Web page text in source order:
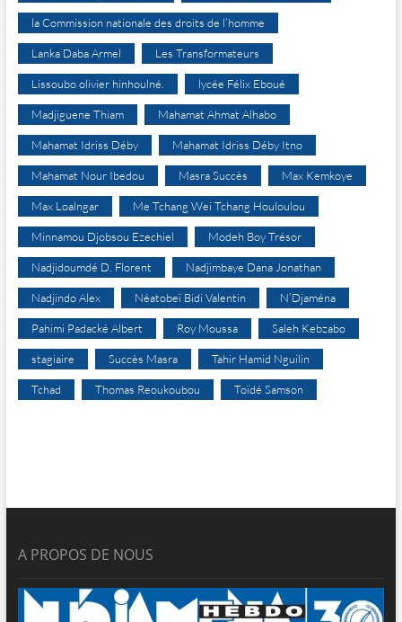
la Commission nationale des droits de l’homme
Lanka Daba Armel Les Transformateurs
Lissoubo olivier hinhoulné. lycée Félix Eboué
Madjiguene Thiam Mahamat Ahmat Alhabo
Mahamat Idriss Déby Mahamat Idriss Déby Itno
Mahamat Nour Ibedou Masra Succès Max Kemkoye
Max Loalngar Me Tchang Wei Tchang Houloulou
Minnamou Djobsou Ezechiel Modeh Boy Trésor
Nadjidoumdé D. Florent Nadjimbaye Dana Jonathan
Nadjindo Alex Néatobeï Bidi Valentin N’Djaména
Pahimi Padacké Albert Roy Moussa Saleh Kebzabo
stagiaire Succès Masra Tahir Hamid Nguilin
Tchad Thomas Reoukoubou Toïdé Samson
A PROPOS DE NOUS